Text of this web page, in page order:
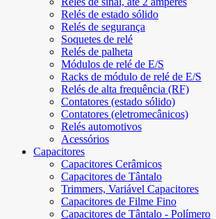
Relés de estado sólido
Relés de segurança
Soquetes de relé
Relés de palheta
Módulos de relé de E/S
Racks de módulo de relé de E/S
Relés de alta frequência (RF)
Contatores (estado sólido)
Contatores (eletromecânicos)
Relés automotivos
Acessórios
Capacitores
Capacitores Cerâmicos
Capacitores de Tântalo
Trimmers, Variável Capacitores
Capacitores de Filme Fino
Capacitores de Tântalo - Polímero